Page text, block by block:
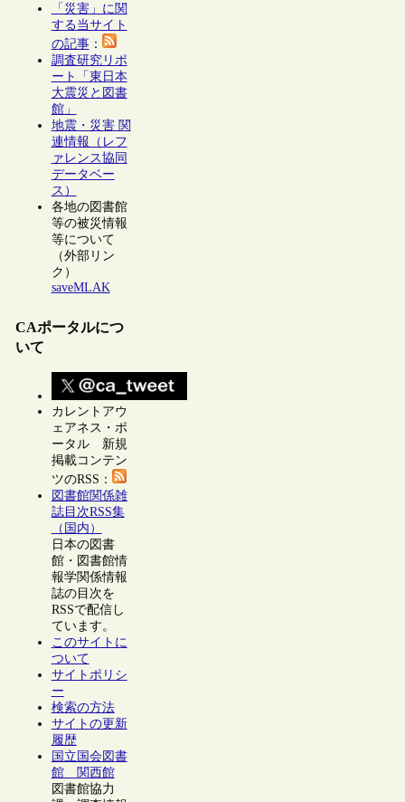
「災害」に関
する当サイト
の記事：
調査研究リポ
ート「東日本
大震災と図書
館」
地震・災害 関
連情報（レフ
ァレンス協同
データベー
ス）
各地の図書館
等の被災情報
等について
（外部リン
ク）
saveMLAK
CAポータルにつ
いて
カレントアウ
ェアネス・ポ
ータル 新規
掲載コンテン
ツのRSS：
図書館関係雑
誌目次RSS集
（国内）
日本の図書
館・図書館情
報学関係情報
誌の目次を
RSSで配信し
ています。
このサイトに
ついて
サイトポリシ
ー
検索の方法
サイトの更新
履歴
国立国会図書
館 関西館
図書館協力